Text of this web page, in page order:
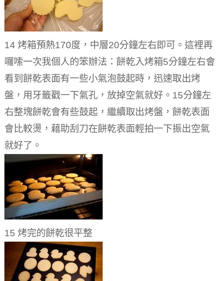
14 烤箱預熱170度，中層20分鐘左右即可。這裡再
囉嗦一次我個人的笨辦法：餅乾入烤箱5分鐘左右會
看到餅乾表面有一些小氣泡鼓起時，迅速取出烤
盤，用牙籤戳一下氣孔，放掉空氣就好。15分鐘左
右整塊餅乾會有些鼓起，繼續取出烤盤，餅乾表面
會比較燙，藉助刮刀在餅乾表面輕拍一下振出空氣
就好了。
15 烤完的餅乾很平整